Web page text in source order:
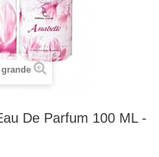
De Parfum 100 ML -